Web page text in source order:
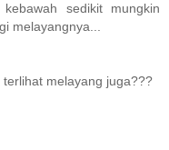
sedikit mungkin
melayangnya...
melayang juga???